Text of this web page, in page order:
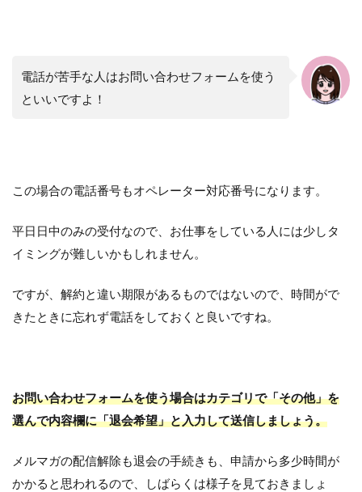
電話が苦手な人はお問い合わせフォームを使う
といいですよ！
この場合の電話番号もオペレーター対応番号になります。
平日日中のみの受付なので、お仕事をしている人には少しタ
イミングが難しいかもしれません。
ですが、解約と違い期限があるものではないので、時間がで
きたときに忘れず電話をしておくと良いですね。
お問い合わせフォームを使う場合はカテゴリで「その他」を
選んで内容欄に「退会希望」と入力して送信しましょう。
メルマガの配信解除も退会の手続きも、申請から多少時間が
かかると思われるので、しばらくは様子を見ておきましょ